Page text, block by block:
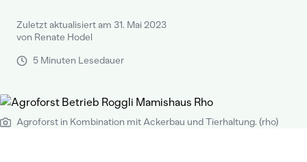
Zuletzt aktualisiert am 31. Mai 2023
von Renate Hodel
5 Minuten Lesedauer
Agroforst in Kombination mit Ackerbau und Tierhaltung. (rho)